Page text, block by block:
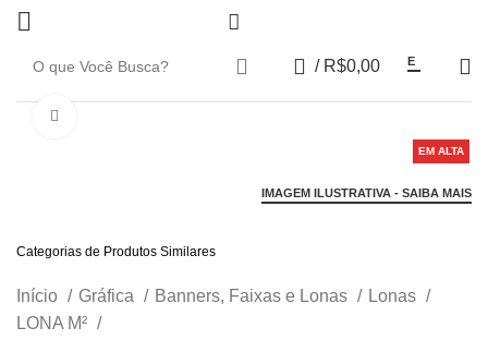
/ R$0,00 E
EM ALTA
IMAGEM ILUSTRATIVA - SAIBA MAIS
Categorias de Produtos Similares
Início Gráfica Banners, Faixas e Lonas
Lonas
LONA M²